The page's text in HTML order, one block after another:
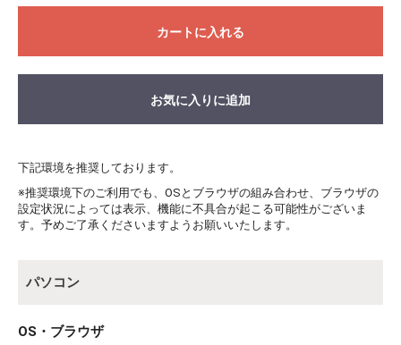
カートに入れる
お気に入りに追加
下記環境を推奨しております。
※推奨環境下のご利用でも、OSとブラウザの組み合わせ、ブラウザの
設定状況によっては表示、機能に不具合が起こる可能性がございま
す。予めご了承くださいますようお願いいたします。
パソコン
OS・ブラウザ